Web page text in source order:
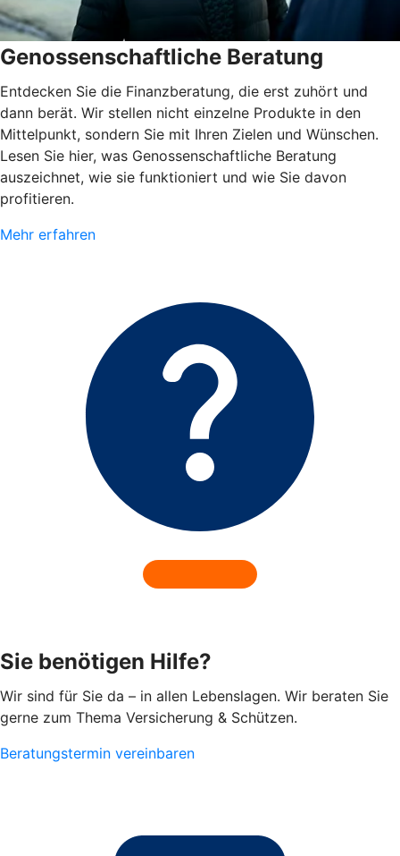
Genossenschaftliche Beratung
Entdecken Sie die Finanzberatung, die erst zuhört und
dann berät. Wir stellen nicht einzelne Produkte in den
Mittelpunkt, sondern Sie mit Ihren Zielen und Wünschen.
Lesen Sie hier, was Genossenschaftliche Beratung
auszeichnet, wie sie funktioniert und wie Sie davon
profitieren.
Mehr erfahren
Sie benötigen Hilfe?
Wir sind für Sie da – in allen Lebenslagen. Wir beraten Sie
gerne zum Thema Versicherung & Schützen.
Beratungstermin vereinbaren